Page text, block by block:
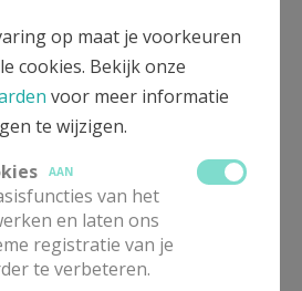
op maat je voorkeuren
cookies. Bekijk onze
voor meer informatie
te wijzigen.
AAN
van het
en laten ons
registratie van je
te verbeteren.